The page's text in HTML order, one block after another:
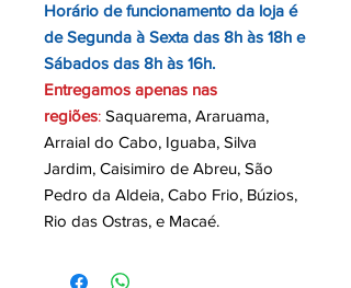
Horário de funcionamento da loja é
de Segunda à Sexta das 8h às 18h e
Sábados das 8h às 16h.
Entregamos apenas nas
regiões: Saquarema, Araruama,
Arraial do Cabo, Iguaba, Silva
Jardim, Caisimiro de Abreu, São
Pedro da Aldeia, Cabo Frio, Búzios,
Rio das Ostras, e Macaé.